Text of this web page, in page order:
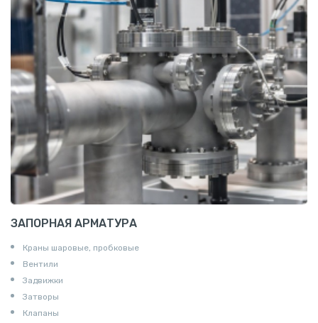
Алюминиевая плита
Z профиль алюминиевый
Т профиль алюминиевый
Пруток квадратный алюминиевый
Полоса алюминиевая
Пруток шестигранный алюминиевый
ЗАПОРНАЯ АРМАТУРА
Краны шаровые, пробковые
Вентили
Задвижки
Затворы
Клапаны